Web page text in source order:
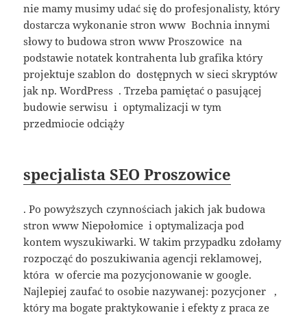
nie mamy musimy udać się do profesjonalisty, który
dostarcza wykonanie stron www Bochnia innymi
słowy to budowa stron www Proszowice na
podstawie notatek kontrahenta lub grafika który
projektuje szablon do dostępnych w sieci skryptów
jak np. WordPress . Trzeba pamiętać o pasującej
budowie serwisu i optymalizacji w tym
przedmiocie odciąży
specjalista SEO Proszowice
. Po powyższych czynnościach jakich jak budowa
stron www Niepołomice i optymalizacja pod
kontem wyszukiwarki. W takim przypadku zdołamy
rozpocząć do poszukiwania agencji reklamowej,
która w ofercie ma pozycjonowanie w google.
Najlepiej zaufać to osobie nazywanej: pozycjoner ,
który ma bogate praktykowanie i efekty z praca ze